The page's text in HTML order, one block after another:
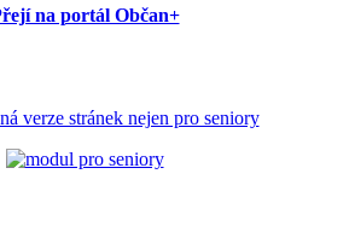
na portál Občan+
verze stránek nejen pro seniory